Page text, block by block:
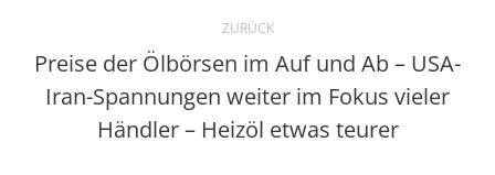
Kommentarnavigation
ZURÜCK
Vorheriger
Beitrag:
Preise der Ölbörsen im Auf und Ab – USA-
Iran-Spannungen weiter im Fokus vieler
Händler – Heizöl etwas teurer